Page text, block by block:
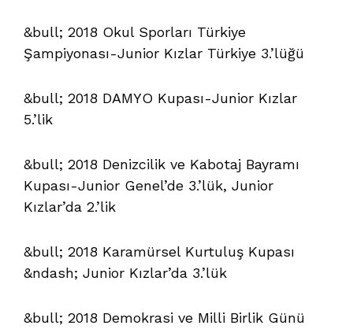
&bull; 2018 Okul Sporları Türkiye
Şampiyonası-Junior Kızlar Türkiye 3.’lüğü
&bull; 2018 DAMYO Kupası-Junior Kızlar
5.’lik
&bull; 2018 Denizcilik ve Kabotaj Bayramı
Kupası-Junior Genel’de 3.’lük, Junior
Kızlar’da 2.’lik
&bull; 2018 Karamürsel Kurtuluş Kupası
&ndash; Junior Kızlar’da 3.’lük
&bull; 2018 Demokrasi ve Milli Birlik Günü